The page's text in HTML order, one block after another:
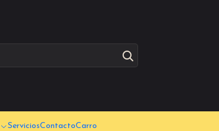
ServiciosContactoCarro